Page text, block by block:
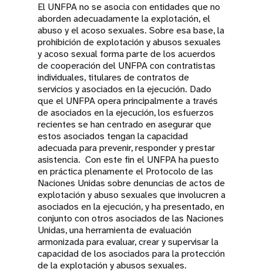
El UNFPA no se asocia con entidades que no
aborden adecuadamente la explotación, el
abuso y el acoso sexuales. Sobre esa base, la
prohibición de explotación y abusos sexuales
y acoso sexual forma parte de los acuerdos
de cooperación del UNFPA con contratistas
individuales, titulares de contratos de
servicios y asociados en la ejecución. Dado
que el UNFPA opera principalmente a través
de asociados en la ejecución, los esfuerzos
recientes se han centrado en asegurar que
estos asociados tengan la capacidad
adecuada para prevenir, responder y prestar
asistencia. Con este fin el UNFPA ha puesto
en práctica plenamente el Protocolo de las
Naciones Unidas sobre denuncias de actos de
explotación y abuso sexuales que involucren a
asociados en la ejecución, y ha presentado, en
conjunto con otros asociados de las Naciones
Unidas, una herramienta de evaluación
armonizada para evaluar, crear y supervisar la
capacidad de los asociados para la protección
de la explotación y abusos sexuales.